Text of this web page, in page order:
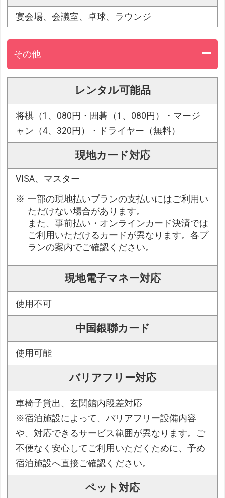
宴会場、会議室、卓球、ラウンジ
その他
レンタル可能品
将棋（1、080円・囲碁（1、080円）・マージ
ャン（4、320円）・ドライヤー（無料）
現地カード対応
VISA、マスター
一部の現地払いプランの支払いにはご利用い
ただけない場合があります。
また、事前払い・オンラインカード決済では
ご利用いただけるカードが異なります。各プ
ランの案内でご確認ください。
現地電子マネー対応
使用不可
中国銀聯カード
使用可能
バリアフリー対応
車椅子貸出、玄関館内段差対応
※宿泊施設によって、バリアフリー設備内容
や、対応できるサービス範囲が異なります。ご
不便なく安心してご利用いただくために、予め
宿泊施設へ直接ご確認ください。
ペット対応